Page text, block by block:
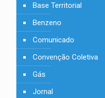
Base Territorial
Benzeno
Comunicado
Convenção Coletiva
Gás
Jornal